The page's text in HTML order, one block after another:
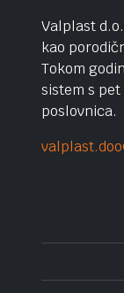
Valplast
kao
Tokom
sistem s
poslovnica.